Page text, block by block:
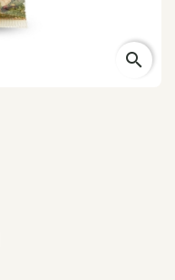
search